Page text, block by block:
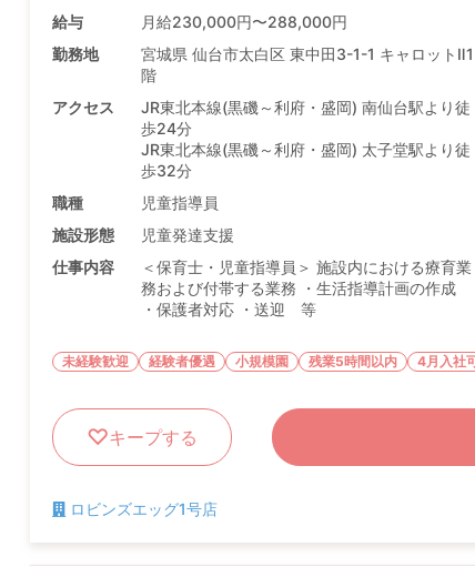
給与
月給230,000円〜288,000円
勤務地
宮城県 仙台市太白区 東中田3-1-1 キャロットⅡ1
階
アクセス
JR東北本線(黒磯～利府・盛岡) 南仙台駅より徒
歩24分
JR東北本線(黒磯～利府・盛岡) 太子堂駅より徒
歩32分
職種
児童指導員
施設形態
児童発達支援
仕事内容
＜保育士・児童指導員＞ 施設内における療育業
務および付帯する業務 ・生活指導計画の作成
・保護者対応 ・送迎 等
未経験歓迎 経験者優遇 小規模園 残業5時間以内 4月入社
キープする
ロビンズエッグ1号店